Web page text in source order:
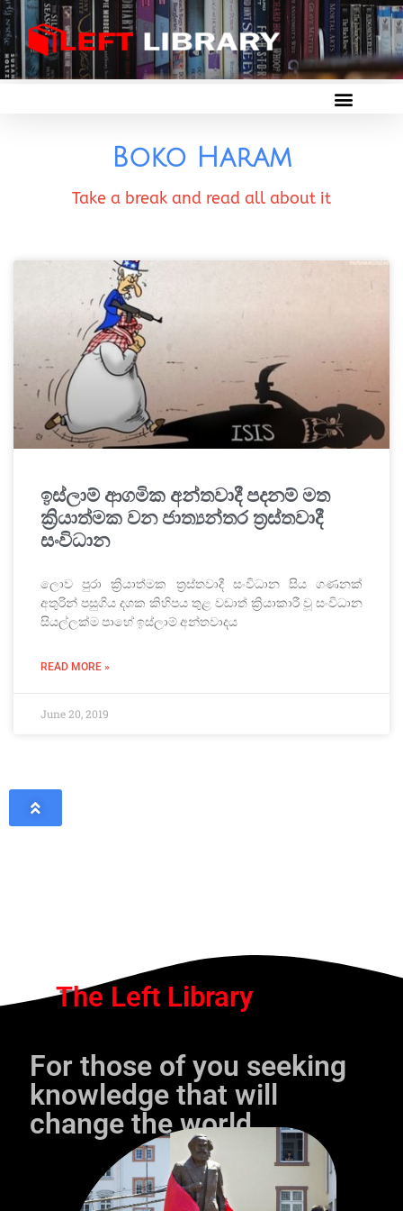
Boko Haram
Take a break and read all about it
ඉස්ලාම් ආගමික අන්තවාදී පදනම් මත
ක්‍රියාත්මක වන ජාත්‍යන්තර ත්‍රස්තවාදී
සංවිධාන
ලොව පුරා ක්‍රියාත්මක ත්‍රස්තවාදී සංවිධාන සිය ගණනක්
අතුරින් පසුගිය දශක කිහිපය තුළ වඩාත් ක්‍රියාකාරී වූ සංවිධාන
සියල්ලක්ම පාහේ ඉස්ලාම් අන්තවාදය
READ MORE »
June 20, 2019
The Left Library
For those of you seeking
knowledge that will
change the world